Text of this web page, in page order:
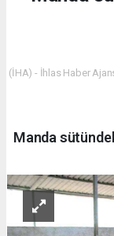
(İHA) - İhlas Haber
Manda